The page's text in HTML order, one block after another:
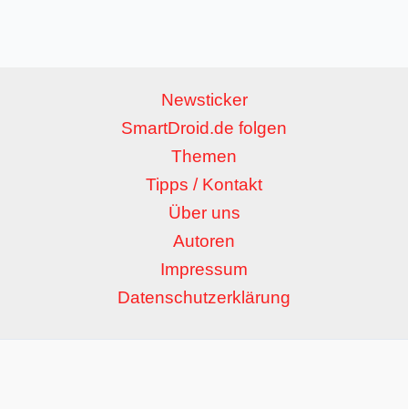
Newsticker
SmartDroid.de folgen
Themen
Tipps / Kontakt
Über uns
Autoren
Impressum
Datenschutzerklärung